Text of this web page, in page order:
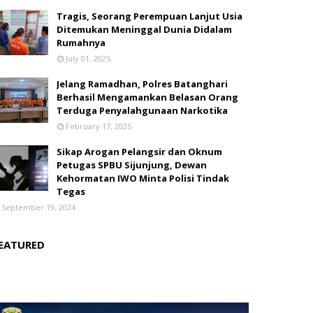
Tragis, Seorang Perempuan Lanjut Usia
Ditemukan Meninggal Dunia Didalam
Rumahnya
July 01, 2025
Jelang Ramadhan, Polres Batanghari
Berhasil Mengamankan Belasan Orang
Terduga Penyalahgunaan Narkotika
February 17, 2025
Sikap Arogan Pelangsir dan Oknum
Petugas SPBU Sijunjung, Dewan
Kehormatan IWO Minta Polisi Tindak
Tegas
September 19, 2024